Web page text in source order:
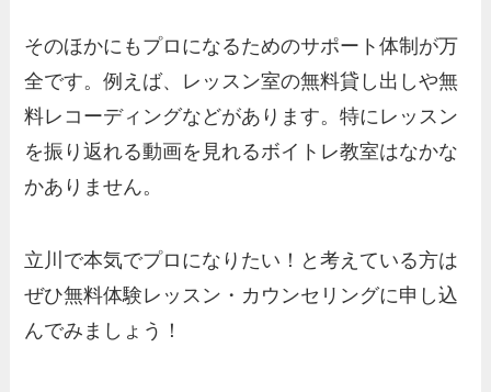
そのほかにもプロになるためのサポート体制が万
全です。例えば、レッスン室の無料貸し出しや無
料レコーディングなどがあります。特にレッスン
を振り返れる動画を見れるボイトレ教室はなかな
かありません。
立川で本気でプロになりたい！と考えている方は
ぜひ無料体験レッスン・カウンセリングに申し込
んでみましょう！